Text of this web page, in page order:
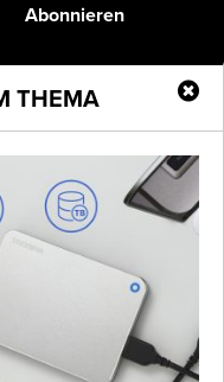
THEMA
Abonnieren
GmbH
All rights